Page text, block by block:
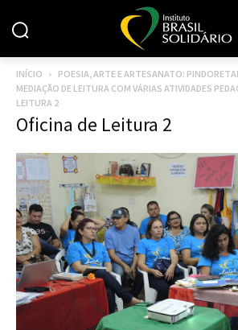
INÍCIO
POESIA, ARTE E ARTESANATO:
MEDIAÇÃO DE LEITURA COM VÁRIAS ATIVIDADES
LEITURA 2
Oficina de Leitura 2